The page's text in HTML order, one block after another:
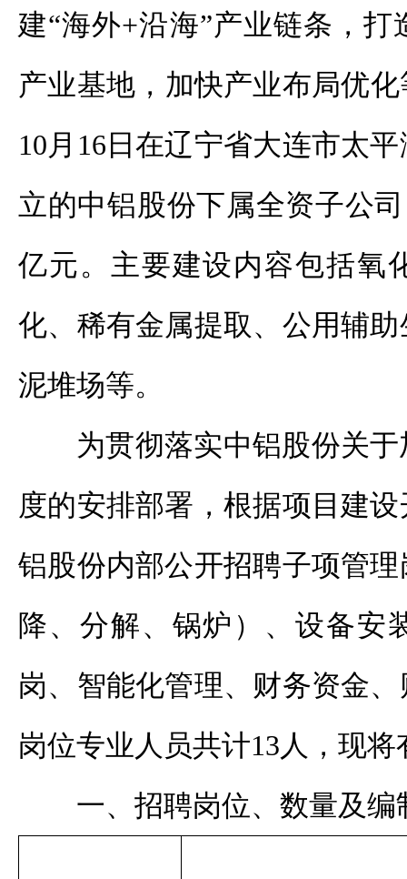
建“海外+沿海”产业链条，
产业基地，加快产业布局优
10月16日在辽宁省大连市太
立的中铝股份下属全资子公
亿元。主要建设内容包括氧
化、稀有金属提取、公用辅
泥堆场等。
为贯彻落实中铝股份关
度的安排部署，根据项目建
铝股份内部公开招聘子项管
降、分解、锅炉）、设备安
岗、智能化管理、财务资金
岗位专业人员共计13人，现
一、招聘岗位、数量及编